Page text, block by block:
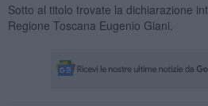
Sotto al titolo trovate la dichiarazione
Regione Toscana Eugenio Giani.